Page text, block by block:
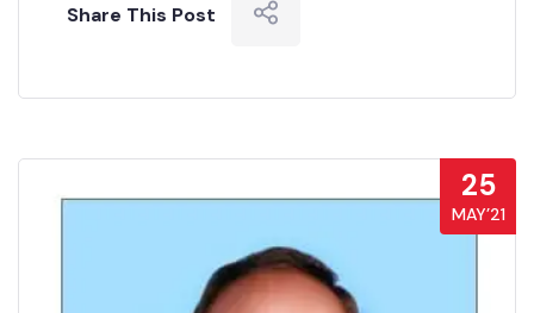
Share This Post
25
MAY’21